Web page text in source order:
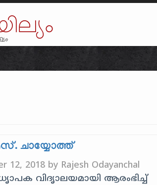
ചായ്യോത്ത്
12, 2018 by Rajesh Odayanchal
വിദൃാലയമായി ആരംഭിച്ച്